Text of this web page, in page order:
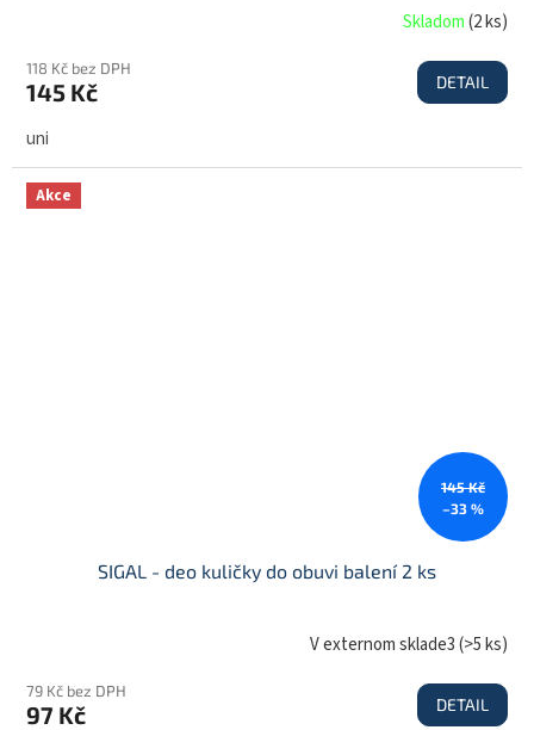
Skladom(2 ks)
118 Kč bez DPH
145 Kč DETAIL
uni
Akce
145 Kč
–33 %
SIGAL - deo kuličky do obuvi balení 2 ks
V externom sklade3(>5 ks)
79 Kč bez DPH
97 Kč DETAIL